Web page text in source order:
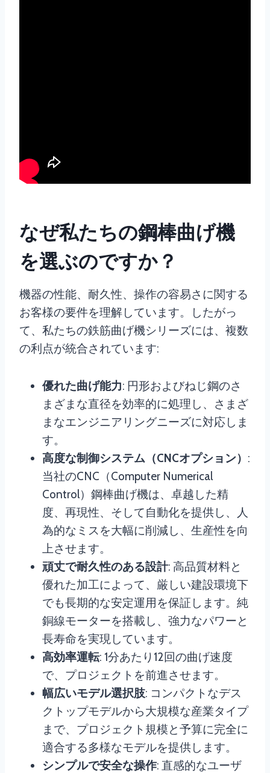
なぜ私たちの鋼棒曲げ機
を選ぶのですか？
機器の性能、耐久性、操作の容易さに関する
お客様の要件を理解しています。したがっ
て、私たちの鉄筋曲げ機シリーズには、複数
の利点が統合されています:
優れた曲げ能力: 円形およびねじ鋼のさ
まざまな直径を効率的に処理し、さまざ
まなエンジニアリングニーズに対応しま
す。
高度な制御システム（CNCオプション） :
当社のCNC（Computer Numerical
Control）鋼棒曲げ機は、卓越した精
度、再現性、そして自動化を提供し、人
為的なミスを大幅に削減し、生産性を向
上させます。
頑丈で耐久性のある設計: 高品質材料と
優れた加工によって、厳しい建設環境下
でも長期的な安定運用を保証します。純
銅線モーターを搭載し、強力なパワーと
長寿命を実現しています。
高効率運転: 1分あたり12回の曲げ速度
で、プロジェクトを前進させます。
幅広いモデル選択肢: コンパクトなデス
クトップモデルから大規模な産業タイプ
まで、プロジェクト規模と予算に完全に
適合する多様なモデルを提供します。
シンプルで安全な操作: 直感的なユーザ